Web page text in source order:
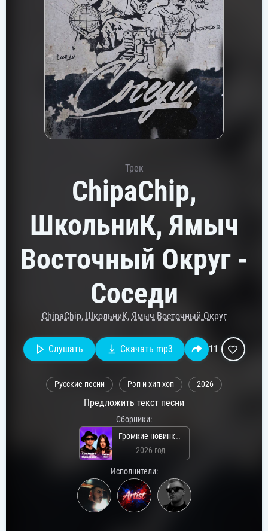
Трек
ChipaChip,
ШкольниК, Ямыч
Восточный Округ -
Соседи
ChipaChip, ШкольниК, Ямыч Восточный Округ
Слушать Скачать mp3 11
Русские песни Рэп и хип-хоп 2026
Предложить текст песни
Сборники:
Громкие новинки: Июль 2026
2026 год
Исполнители: